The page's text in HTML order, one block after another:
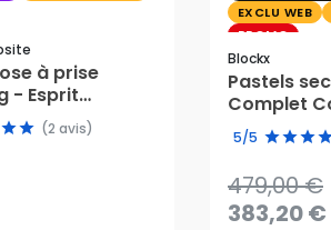
à prise
- Esprit
(2 avis)
AU PANIER
EXCLU WEB
PROMO
Blockx
Pastels
Complet
de 204
5/5
479,00 €
383,20 €
479,00 €
383,20 €